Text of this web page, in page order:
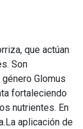
que actúan
Son
Glomus
fortaleciendo
nutrientes. En
aplicación de